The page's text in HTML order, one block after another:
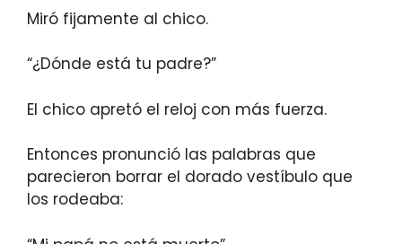
Miró fijamente al chico.
“¿Dónde está tu padre?”
El chico apretó el reloj con más fuerza.
Entonces pronunció las palabras que
parecieron borrar el dorado vestíbulo que
los rodeaba: